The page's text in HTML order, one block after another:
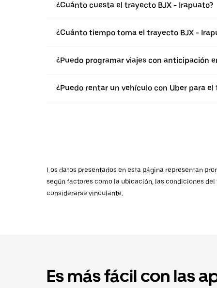
¿Cuánto cuesta el trayecto BJX - Irapuato?
¿Cuánto tiempo toma el trayecto BJX -
¿Puedo programar viajes con anticipación
¿Puedo rentar un vehículo con Uber para
Los datos presentados en esta página representan
según factores como la ubicación, las condiciones
considerarse vinculante.
Es más fácil con las